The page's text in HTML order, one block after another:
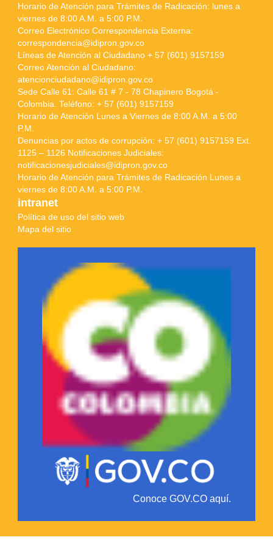
Horario de Atención para Trámites de Radicación: lunes a
viernes de 8:00 A.M. a 5:00 P.M.
Correo Electrónico Correspondencia Externa:
correspondencia@idipron.gov.co
Líneas de Atención al Ciudadano + 57 (601) 9157159
Correo Atención al Ciudadano:
atencionciudadano@idipron.gov.co
Sede Calle 61: Calle 61 # 7 - 78 Chapinero Bogotá -
Colombia. Teléfono: + 57 (601) 9157159
Horario de Atención Lunes a Viernes de 8:00 A.M. a 5:00
P.M.
Denuncias por actos de corrupción: + 57 (601) 9157159 Ext.
1125 – 1126 Notificaciones Judiciales:
notificacionesjudiciales@idipron.gov.co
Horario de Atención para Trámites de Radicación Lunes a
viernes de 8:00 A.M. a 5:00 P.M.
intranet
Política de uso del sitio web
Mapa del sitio
Conoce GOV.CO aquí.